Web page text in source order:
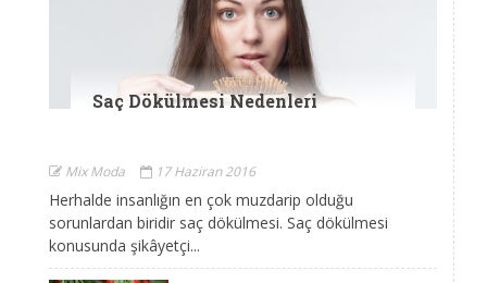
Saç Dökülmesi Nedenleri
Mix Moda 17 Haziran 2016
Herhalde insanlığın en çok muzdarip olduğu
sorunlardan biridir saç dökülmesi. Saç dökülmesi
konusunda şikâyetçi...